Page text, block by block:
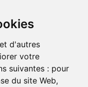
d'autres
votre
suivantes : pour
du site Web,